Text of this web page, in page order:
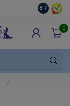
8.7
0
/